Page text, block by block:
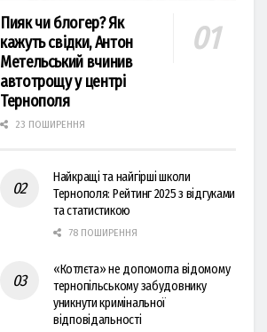
Пияк чи блогер? Як
кажуть свідки, Антон
Метельський вчинив
автотрощу у центрі
Тернополя
23 ПОШИРЕННЯ
Найкращі та найгірші школи
Тернополя: Рейтинг 2025 з відгуками
та статистикою
78 ПОШИРЕННЯ
«Котлєта» не допомогла відомому
тернопільському забудовнику
уникнути кримінальної
відповідальності